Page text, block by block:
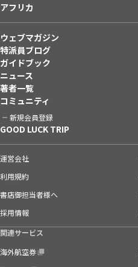
アフリカ
ウェブマガジン
特派員ブログ
ガイドブック
ニュース
著者一覧
コミュニティ
新規会員登録
GOOD LUCK TRIP
運営会社
利用規約
書店御担当者様へ
採用情報
関連サービス
海外航空券